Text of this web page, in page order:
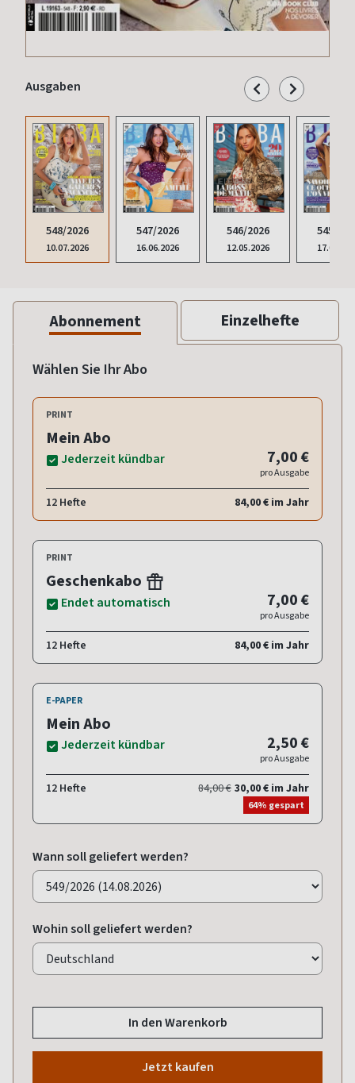
Ausgaben
548/2026
10.07.2026
547/2026
16.06.2026
546/2026
12.05.2026
545/
Abonnement Einzelhefte
Wählen Sie Ihr Abo
PRINT
Mein Abo
Jederzeit kündbar 7,00 €
pro Ausgabe
12 Hefte 84,00 € im Jahr
PRINT
Geschenkabo
Endet automatisch 7,00 €
pro Ausgabe
12 Hefte 84,00 € im Jahr
E-PAPER
Mein Abo
Jederzeit kündbar 2,50 €
pro Ausgabe
12 Hefte 84,00 € 30,00 € im Jahr
64% gespart
Wann soll geliefert werden?
Wohin soll geliefert werden?
In den Warenkorb
Jetzt kaufen